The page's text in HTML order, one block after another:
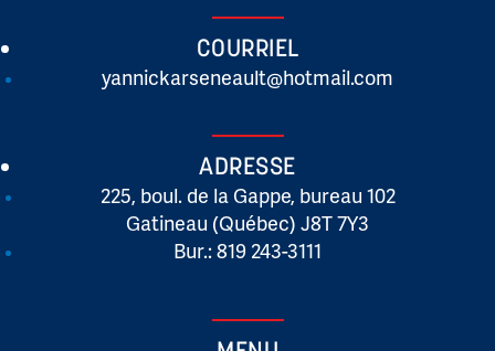
COURRIEL
yannickarseneault@hotmail.com
ADRESSE
225, boul. de la Gappe, bureau 102
Gatineau (Québec) J8T 7Y3
Bur.: 819 243-3111